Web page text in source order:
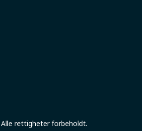
rettigheter forbeholdt.